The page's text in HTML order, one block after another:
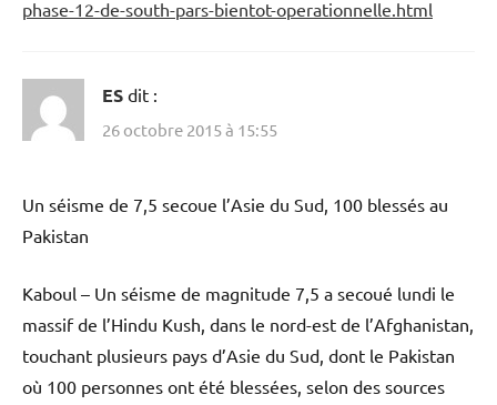
phase-12-de-south-pars-bientot-operationnelle.html
ES dit :
26 octobre 2015 à 15:55
Un séisme de 7,5 secoue l’Asie du Sud, 100 blessés au
Pakistan
Kaboul – Un séisme de magnitude 7,5 a secoué lundi le
massif de l’Hindu Kush, dans le nord-est de l’Afghanistan,
touchant plusieurs pays d’Asie du Sud, dont le Pakistan
où 100 personnes ont été blessées, selon des sources